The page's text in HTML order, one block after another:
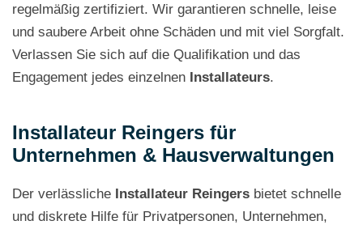
regelmäßig zertifiziert. Wir garantieren schnelle, leise
und saubere Arbeit ohne Schäden und mit viel Sorgfalt.
Verlassen Sie sich auf die Qualifikation und das
Engagement jedes einzelnen Installateurs.
Installateur Reingers für
Unternehmen & Hausverwaltungen
Der verlässliche Installateur Reingers bietet schnelle
und diskrete Hilfe für Privatpersonen, Unternehmen,